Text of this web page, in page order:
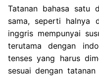
Tatanan bahasa satu
sama, seperti halnya
inggris mempunyai
terutama dengan
tenses yang harus
sesuai dengan